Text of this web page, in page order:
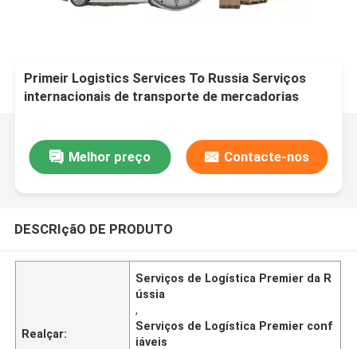
Primeir Logistics Services To Russia Serviços
internacionais de transporte de mercadorias
Melhor preço Contacte-nos
DESCRIçãO DE PRODUTO
Realçar:
Serviços de Logística Premier da R
ússia
,
Serviços de Logística Premier conf
iáveis